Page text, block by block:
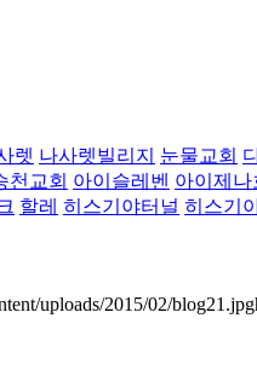
렛 나사렛빌리지 눈물교회
천교회 아이슬레벤 아이제나
할레 히스기야터널 히스기
uploads/2015/02/